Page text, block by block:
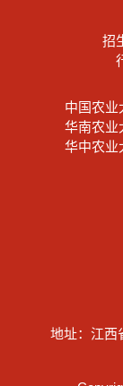
招
中国农业
华南农业
华中农业
地址：江西